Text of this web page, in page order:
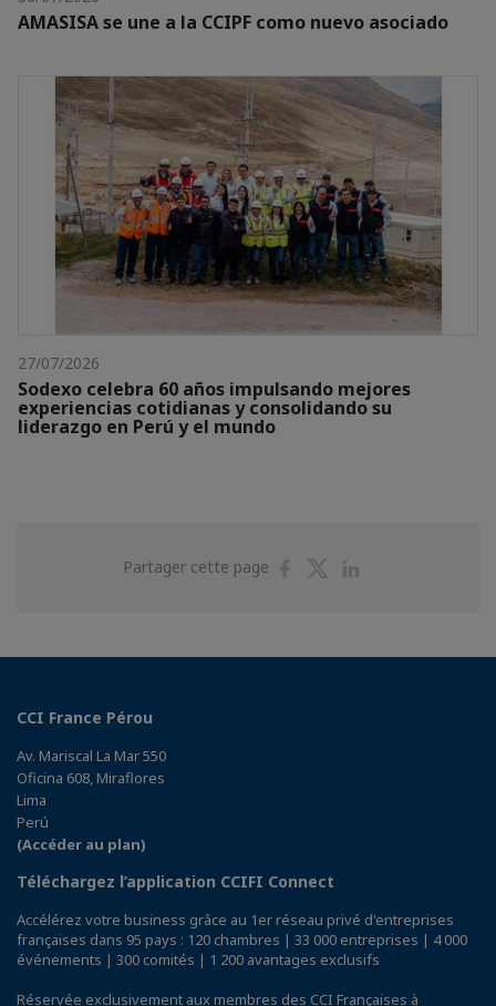
AMASISA se une a la CCIPF como nuevo asociado
27/07/2026
Sodexo celebra 60 años impulsando mejores
experiencias cotidianas y consolidando su
liderazgo en Perú y el mundo
Partager cette page
PartagerPartager
CCI France Pérou
Av. Mariscal La Mar 550
Oficina 608, Miraflores
Lima
Perú
(Accéder au plan)
Téléchargez l’application CCIFI Connect
Accélérez votre business grâce au 1er réseau privé d'entreprises
françaises dans 95 pays : 120 chambres | 33 000 entreprises | 4 000
événements | 300 comités | 1 200 avantages exclusifs
Réservée exclusivement aux membres des CCI Françaises à